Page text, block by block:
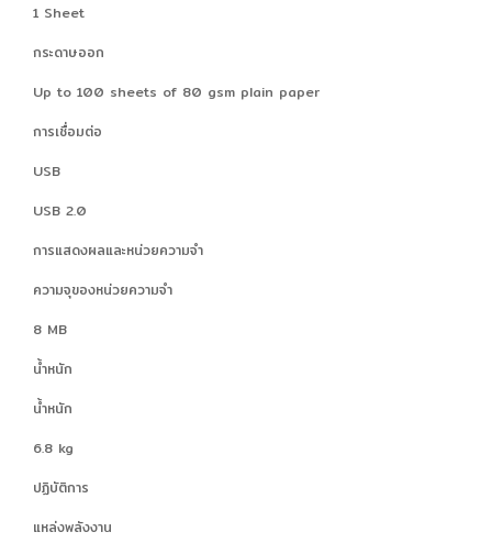
1 Sheet
กระดาษออก
Up to 100 sheets of 80 gsm plain paper
การเชื่อมต่อ
USB
USB 2.0
การแสดงผลและหน่วยความจำ
ความจุของหน่วยความจำ
8 MB
น้ำหนัก
น้ำหนัก
6.8 kg
ปฏิบัติการ
แหล่งพลังงาน